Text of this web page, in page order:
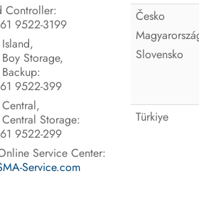
Controller:
9522-3199
Storage,
9522-399
Storage:
9522-299
Service Center:
Service.com
Česko
Slovensko
Türkiye
de conformidade UE